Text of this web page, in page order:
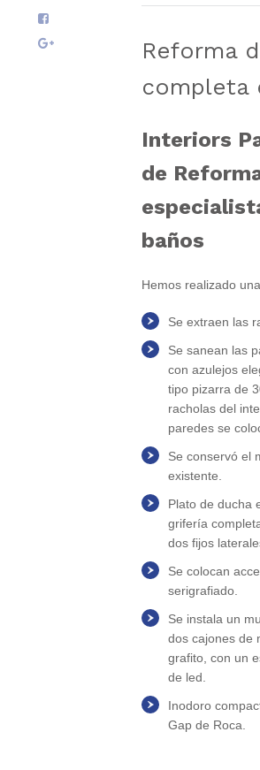
Reforma
completa
Interiors
de
baños
Hemos realizado
Se extraen las
Se sanean las
con azulejos
tipo pizarra de
racholas del
paredes se
Se conservó el
existente.
Plato de ducha
grifería
dos fijos
Se colocan
serigrafiado.
Se instala un
dos cajones de
grafito, con un
de led.
Inodoro
Gap de Roca.